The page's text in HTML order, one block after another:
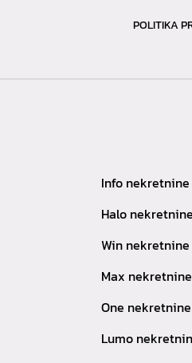
POLITIKA
Info nekretnine
Halo nekretnine
Win nekretnine
Max nekretnine
One nekretnine
Lumo